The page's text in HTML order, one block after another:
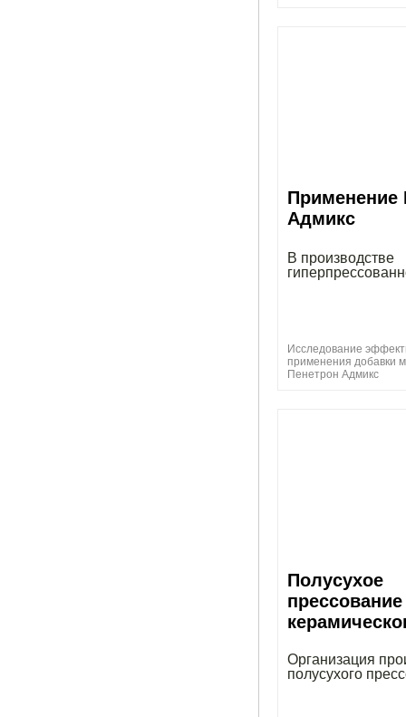
Применение
Адмикс
В производстве
Исследование
применения добавки
Пенетрон Адмикс
Полусухое
прессование
Организация
полусухого